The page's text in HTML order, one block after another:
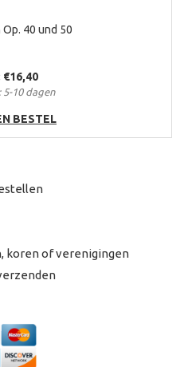
Op. 40 und 50
€16,40
10 dagen
BESTEL
koren of verenigingen